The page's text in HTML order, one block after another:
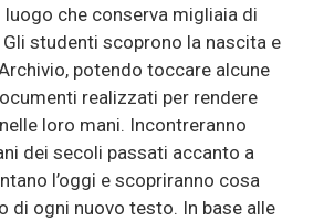
che conserva migliaia di
studenti scoprono la nascita e
potendo toccare alcune
realizzati per rendere
loro mani. Incontreranno
dei secoli passati accanto a
l’oggi e scopriranno cosa
di ogni nuovo testo. In base alle